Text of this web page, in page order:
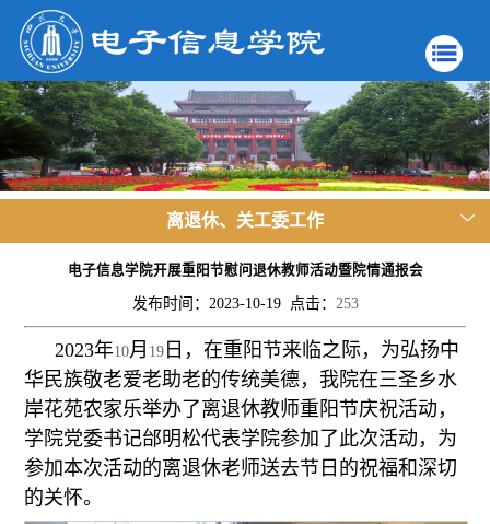
离退休、关工委工作
电子信息学院开展重阳节慰问退休教师活动暨院情通报会
发布时间：2023-10-19 点击： 253
2023年10月 19 日，在重阳节来临之际，为弘扬中
华民族敬老爱老助老的传统美德，我院在三圣乡水
岸花苑农家乐举办了离退休教师重阳节庆祝活动，
学院党委书记邰明松代表学院参加了此次活动，为
参加本次活动的离退休老师送去节日的祝福和深切
的关怀。